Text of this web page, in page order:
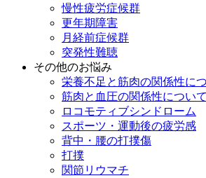
慢性疲労症候群
更年期障害
月経前症候群
突発性難聴
その他のお悩み
栄養不足と筋肉の関係性に
筋肉と血圧の関係性について
ロコモティブシンドローム
スポーツ・運動後の疲労感
背中・腰の打撲傷
打撲
関節リウマチ